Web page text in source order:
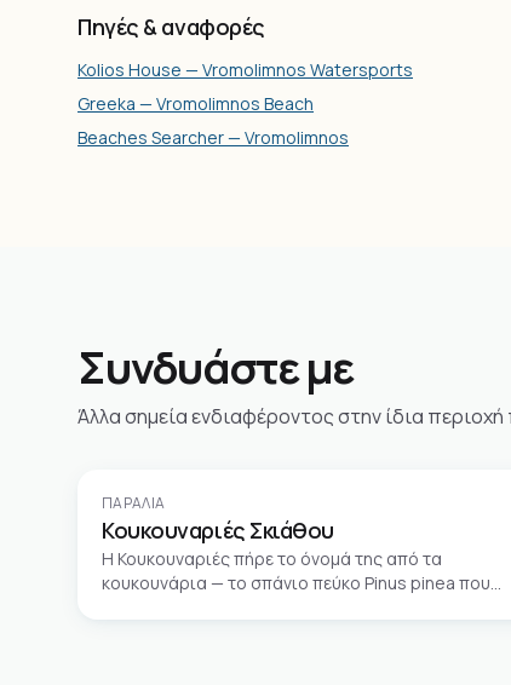
Πηγές & αναφορές
Kolios House — Vromolimnos Watersports
Greeka — Vromolimnos Beach
Beaches Searcher — Vromolimnos
Συνδυάστε με
Άλλα σημεία ενδιαφέροντος στην ίδια περιοχή
ΠΑΡΑΛΊΑ
Κουκουναριές Σκιάθου
Η Κουκουναριές πήρε το όνομά της από τα
κουκουνάρια — το σπάνιο πεύκο Pinus pinea που